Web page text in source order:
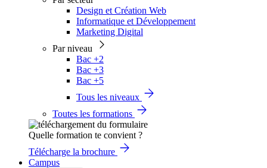
Design et Création Web
Informatique et Développement
Marketing Digital
Par niveau
Bac +2
Bac +3
Bac +5
Tous les niveaux
Toutes les formations
Quelle formation te convient ?
Télécharge la brochure
Campus